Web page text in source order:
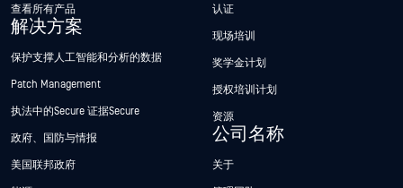
查看所有产品
解决方案
保护支撑人工智能和分析的数据
Patch Management
执法中的Secure 证据Secure
政府、国防与情报
美国联邦政府
认证
现场培训
奖学金计划
授权培训计划
资源
公司名称
关于